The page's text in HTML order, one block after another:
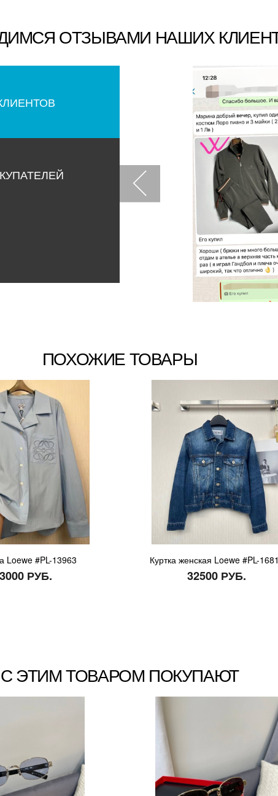
ОТЗЫВАМИ НАШИХ
ПОХОЖИЕ ТОВАРЫ
Loewe #PL-13963
РУБ.
Куртка женская Loewe #PL-
32500 РУБ.
С ЭТИМ ТОВАРОМ ПОКУПАЮТ